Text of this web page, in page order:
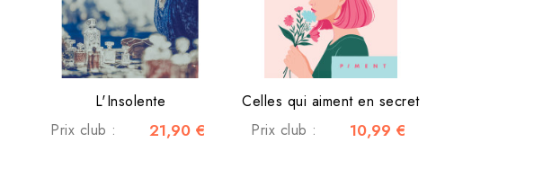
L'Insolente
Prix club :
21,90 €
Celles qui aiment en secret
Prix club :
10,99 €